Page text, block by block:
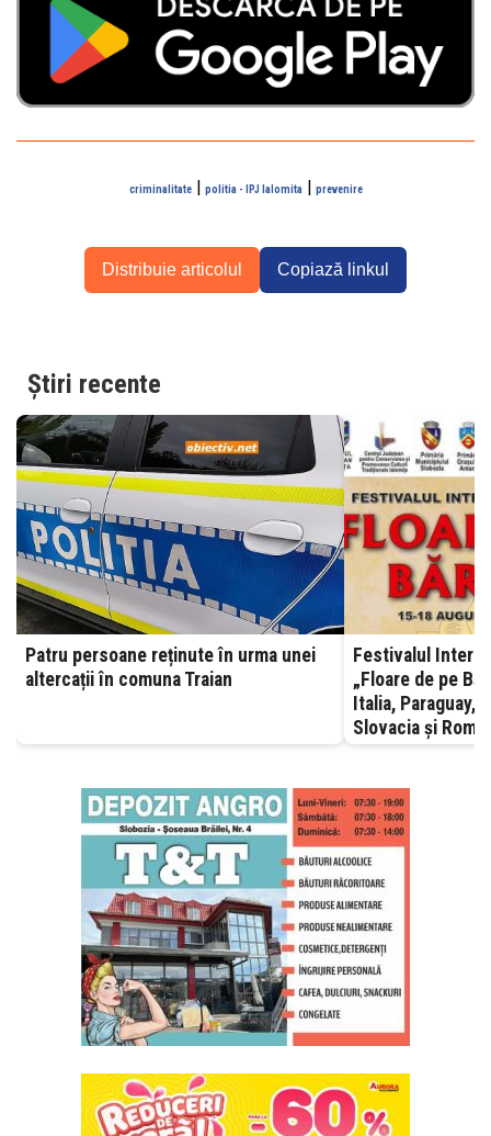
criminalitate| politia - IPJ Ialomita| prevenire
Distribuie articolul Copiază linkul
Știri recente
Patru persoane reținute în urma unei
altercații în comuna Traian
Festivalul
„Floare de pe
Italia, Paraguay,
Slovacia și